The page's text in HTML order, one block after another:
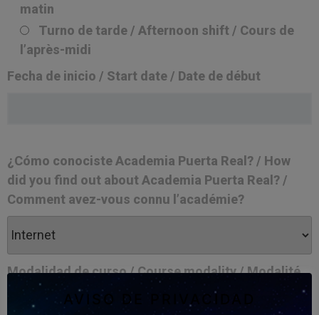
matin
Turno de tarde / Afternoon shift / Cours de
l’après-midi
Fecha de inicio / Start date / Date de début
¿Cómo conociste Academia Puerta Real? / How
did you find out about Academia Puerta Real? /
Comment avez-vous connu l’académie?
Modalidad de curso / Course modality / Modalité
AVISO DE PRIVACIDAD